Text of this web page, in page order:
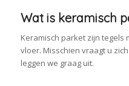
Wat is keramisch
Keramisch parket zijn tegels
vloer. Misschien vraagt u
leggen we graag uit.